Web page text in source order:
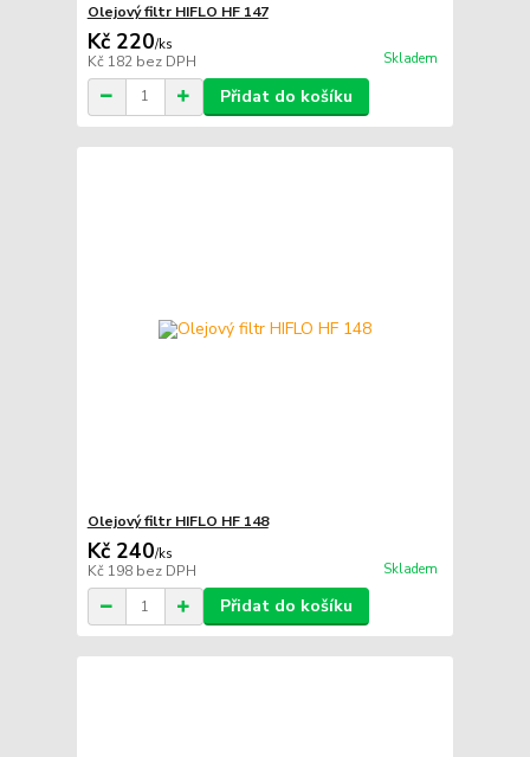
Olejový filtr HIFLO HF 147
Kč 220/ks
Kč 182 bez DPH Skladem
Přidat do košíku
Olejový filtr HIFLO HF 148
Kč 240/ks
Kč 198 bez DPH Skladem
Přidat do košíku